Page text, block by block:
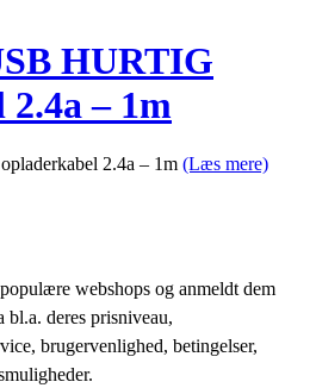
HURTIG
– 1m
2.4a – 1m (Læs mere)
webshops og anmeldt dem
deres prisniveau,
brugervenlighed, betingelser,